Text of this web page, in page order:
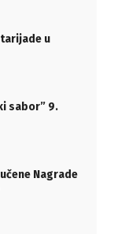
u
sabor” 9.
Nagrade